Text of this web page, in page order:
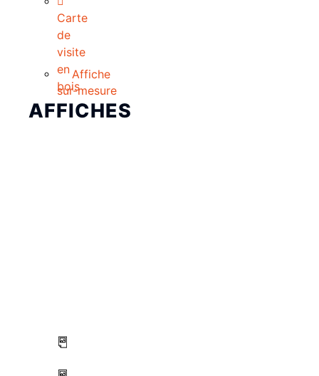
Affiche
sur-mesure
Carte
de
visite
en
bois
AFFICHES